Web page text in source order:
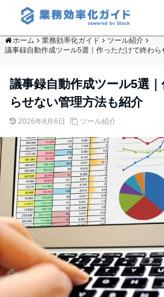
ホーム 業務効率化ガイド
ツール紹介
議事録自動作成ツール5選｜作っただけで終わ
議事録自動作成ツール5選
らせない管理方法も紹介
2026年8月6日 ツール紹介